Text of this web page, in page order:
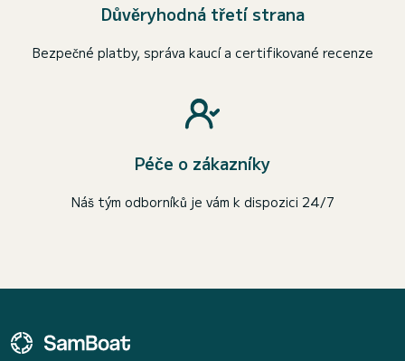
Důvěryhodná třetí strana
Bezpečné platby, správa kaucí a certifikované recenze
Péče o zákazníky
Náš tým odborníků je vám k dispozici 24/7